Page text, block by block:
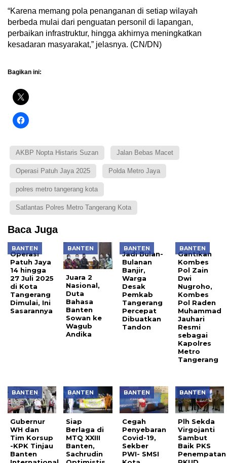
“Karena memang pola penanganan di setiap wilayah
berbeda mulai dari penguatan personil di lapangan,
perbaikan infrastruktur, hingga akhirnya meningkatkan
kesadaran masyarakat,” jelasnya. (CN/DN)
Bagikan ini:
AKBP Nopta Histaris Suzan Jalan Bebas Macet
Operasi Patuh Jaya 2025 Polda Metro Jaya
polres metro tangerang kota
Satlantas Polres Metro Tangerang Kota
Baca Juga
BANTEN
Operasi
Patuh Jaya
14 hingga
27 Juli 2025
di Kota
Tangerang
Dimulai, Ini
Sasarannya
BANTEN
Juara 2
Nasional,
Duta
Bahasa
Banten
Sowan ke
Wagub
Andika
BANTEN
Jadi Bulan-
Bulanan
Banjir,
Warga
Desak
Pemkab
Tangerang
Percepat
Dibuatkan
Tandon
BANTEN
Gantikan
Kombes
Pol Zain
Dwi
Nugroho,
Kombes
Pol Raden
Muhammad
Jauhari
Resmi
sebagai
Kapolres
Metro
Tangerang
BANTEN
Gubernur
WH dan
Tim Korsup
-KPK Tinjau
Banten
BANTEN
Siap
Berlaga di
MTQ XXIII
Banten,
Sachrudin
BANTEN
Cegah
Penyebaran
Covid-19,
Sekber
PWI- SMSI
BANTEN
Plh Sekda
Virgojanti
Sambut
Baik PKS
Penempatan